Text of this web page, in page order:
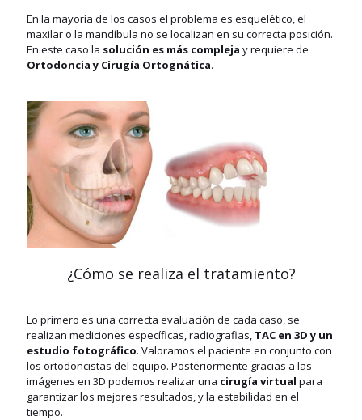
En la mayoría de los casos el problema es esquelético, el
maxilar o la mandíbula no se localizan en su correcta posición.
En este caso la solución es más compleja y requiere de
Ortodoncia y Cirugía Ortognática.
¿Cómo se realiza el tratamiento?
Lo primero es una correcta evaluación de cada caso, se
realizan mediciones específicas, radiografias, TAC en 3D y un
estudio fotográfico. Valoramos el paciente en conjunto con
los ortodoncistas del equipo. Posteriormente gracias a las
imágenes en 3D podemos realizar una cirugía virtual para
garantizar los mejores resultados, y la estabilidad en el
tiempo.